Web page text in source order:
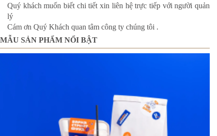
Quý khách muốn biết chi tiết xin liên hệ trực tiếp với người quản
lý
Cám ơn Quý Khách quan tâm công ty chúng tôi .
MẪU SẢN PHẨM NỔI BẬT